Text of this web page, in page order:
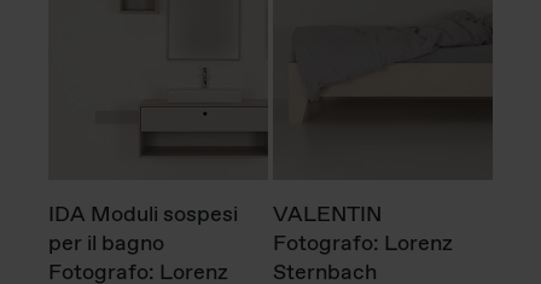
IDA Moduli sospesi
per il bagno
Fotografo: Lorenz
VALENTIN
Fotografo: Lorenz
Sternbach